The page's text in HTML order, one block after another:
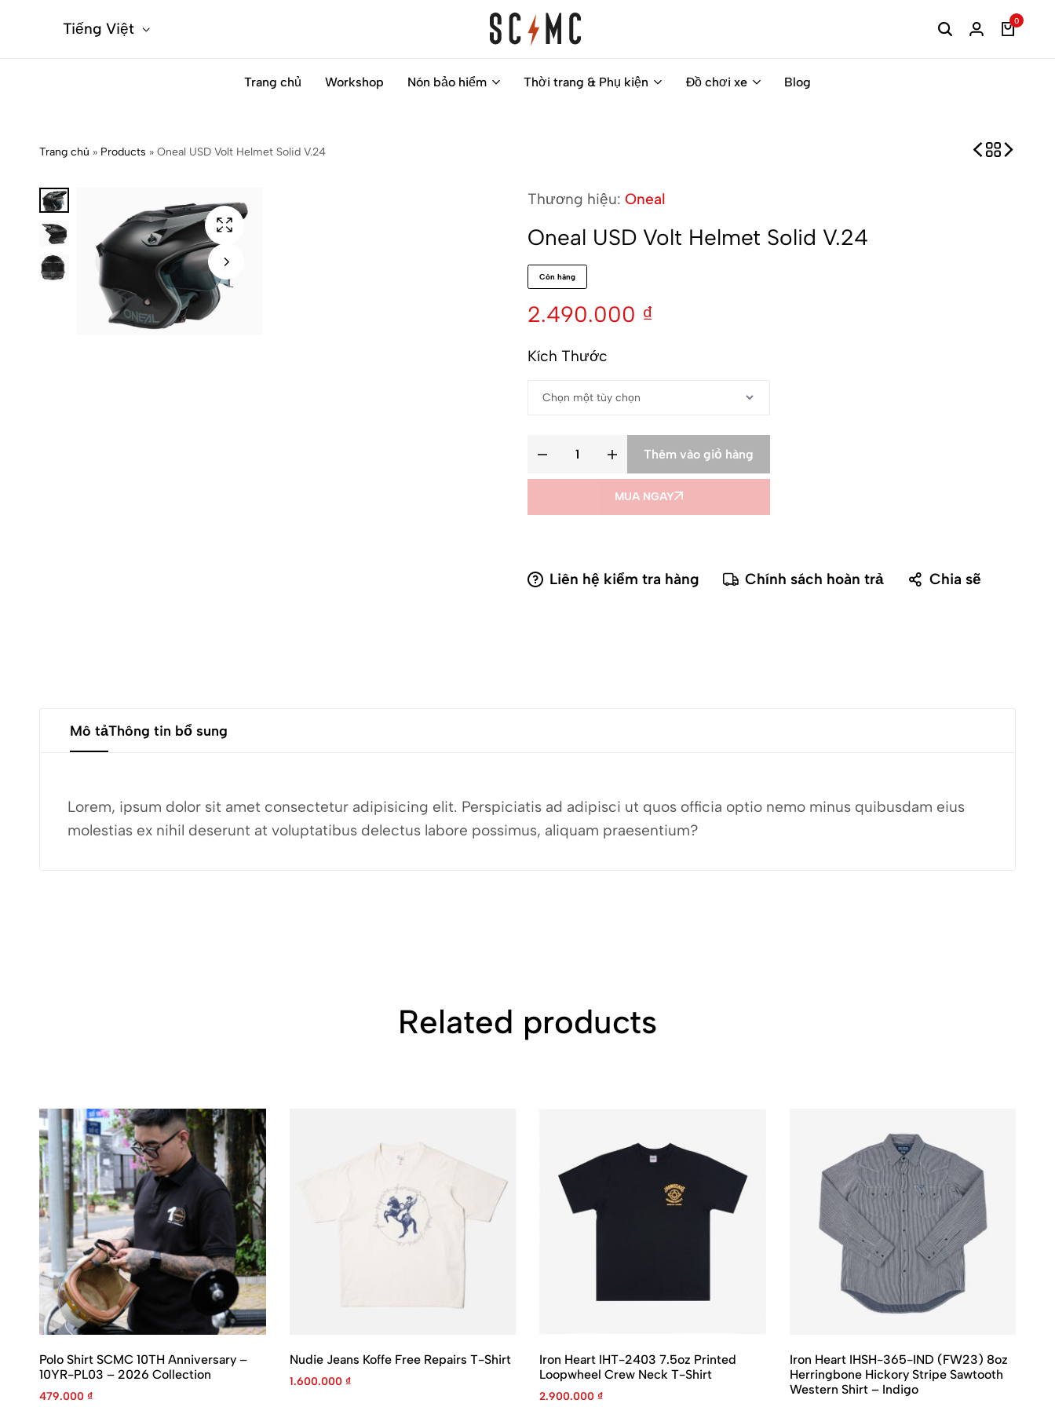
Tiếng Việt
Classic
you
motorbike
0
Trang chủ Workshop Nón bảo hiểm Thời trang & Phụ kiện Đồ chơi xe Blog
Trang chủ » Products » Oneal USD Volt Helmet Solid V.24
Thương hiệu: Oneal
Oneal USD Volt Helmet Solid V.24
Còn hàng
2.490.000 ₫
Kích Thước
Thêm vào giỏ hàng
MUA NGAY
Liên hệ kiểm tra hàng Chính sách hoàn trả Chia sẽ
Mô tảThông tin bổ sung
Lorem, ipsum dolor sit amet consectetur adipisicing elit. Perspiciatis ad adipisci ut quos officia optio nemo minus quibusdam eius
molestias ex nihil deserunt at voluptatibus delectus labore possimus, aliquam praesentium?
Related products
Polo Shirt SCMC 10TH Anniversary –
10YR-PL03 – 2026 Collection
479.000 ₫
Nudie Jeans Koffe Free Repairs T-Shirt
1.600.000 ₫
Iron Heart IHT-2403 7.5oz Printed
Loopwheel Crew Neck T-Shirt
2.900.000 ₫
Iron Heart IHSH-365-IND (FW23) 8oz
Herringbone Hickory Stripe Sawtooth
Western Shirt – Indigo